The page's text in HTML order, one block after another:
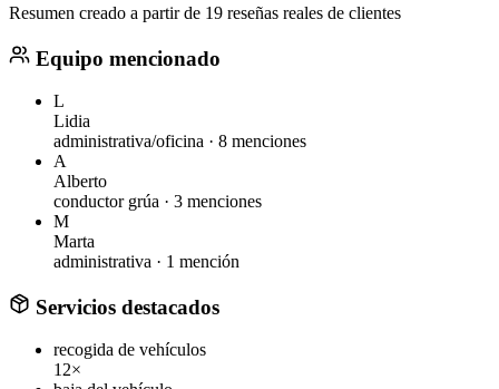
Resumen creado a partir de 19 reseñas reales de clientes
Equipo mencionado
L
Lidia
administrativa/oficina · 8 menciones
A
Alberto
conductor grúa · 3 menciones
M
Marta
administrativa · 1 mención
Servicios destacados
recogida de vehículos
12×